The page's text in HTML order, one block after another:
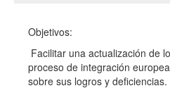
Boletines
UPSANA
PROA
Objetivos:
Facilitar una actualización de
proceso de integración
sobre sus logros y deficiencias.